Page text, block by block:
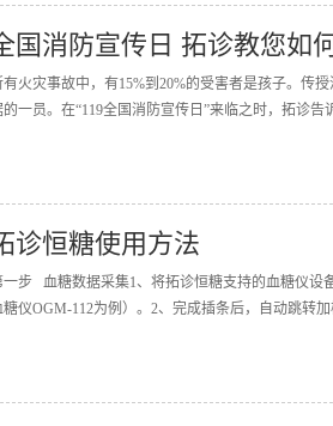
国消防宣传日 拓诊教您如
有火灾事故中，有15%到20%的受害者是孩子。传
的一员。在“119全国消防宣传日”来临之时，拓诊
诊恒糖使用方法
一步 血糖数据采集1、将拓诊恒糖支持的血糖仪设
糖仪OGM-112为例）。2、完成插条后，自动跳转